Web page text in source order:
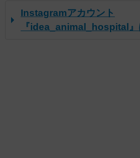
Instagramアカウント
『idea_animal_hospital』